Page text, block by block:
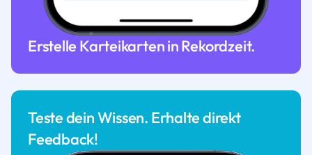
Erstelle Karteikarten in Rekordzeit.
Teste dein Wissen. Erhalte direkt
Feedback!